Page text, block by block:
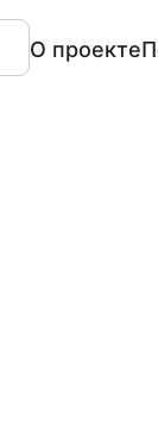
О проекте